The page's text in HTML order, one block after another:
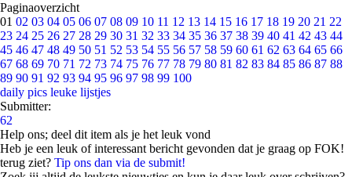
Paginaoverzicht
01 02 03 04 05 06 07 08 09 10 11 12 13 14 15 16 17 18 19 20 21 22
23 24 25 26 27 28 29 30 31 32 33 34 35 36 37 38 39 40 41 42 43 44
45 46 47 48 49 50 51 52 53 54 55 56 57 58 59 60 61 62 63 64 65 66
67 68 69 70 71 72 73 74 75 76 77 78 79 80 81 82 83 84 85 86 87 88
89 90 91 92 93 94 95 96 97 98 99 100
daily pics leuke lijstjes
Submitter:
62
Help ons; deel dit item als je het leuk vond
Heb je een leuk of interessant bericht gevonden dat je graag op FOK!
terug ziet? Tip ons dan via de submit!